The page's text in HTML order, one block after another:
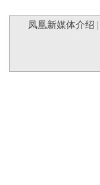
凤凰新媒体介绍 |